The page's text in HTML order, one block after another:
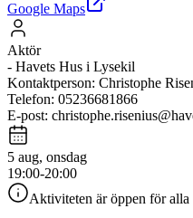
Google Maps
Aktör
- Havets Hus i Lysekil
Kontaktperson: Christophe
Telefon: 05236681866
E-post:
5 aug, onsdag
19:00-20:00
Aktiviteten är öppen för